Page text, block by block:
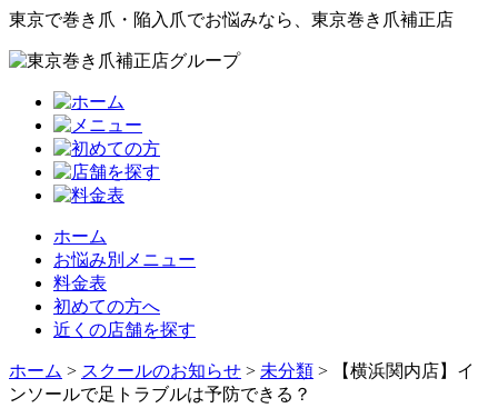
東京で巻き爪・陥入爪でお悩みなら、東京巻き爪補正店
ホーム
お悩み別メニュー
料金表
初めての方へ
近くの店舗を探す
ホーム > スクールのお知らせ > 未分類 >
【横浜関内店】イ
ンソールで足トラブルは予防できる？